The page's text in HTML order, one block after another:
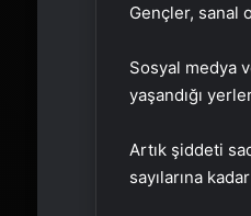
Gençler, sanal
Sosyal medya
yaşandığı
Artık şiddeti
sayılarına